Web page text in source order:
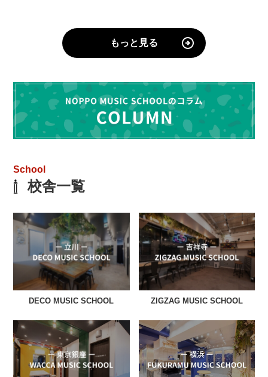
もっと見る
School
校舎一覧
DECO MUSIC SCHOOL ZIGZAG MUSIC SCHOOL